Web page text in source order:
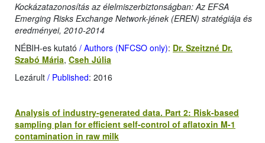
Kockázatazonosítás az élelmiszerbiztonságban: Az EFSA
Emerging Risks Exchange Network-jének (EREN) stratégiája és
eredményei, 2010-2014
NÉBIH-es kutató / Authors (NFCSO only): Dr. Szeitzné Dr.
Szabó Mária, Cseh Júlia
Lezárult / Published: 2016
Analysis of industry-generated data. Part 2: Risk-based
sampling plan for efficient self-control of aflatoxin M-1
contamination in raw milk